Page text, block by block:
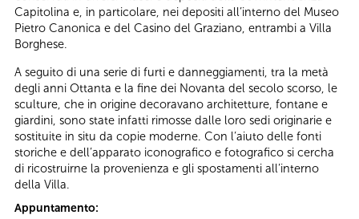
Capitolina e, in particolare, nei depositi all’interno del Museo
Pietro Canonica e del Casino del Graziano, entrambi a Villa
Borghese.
A seguito di una serie di furti e danneggiamenti, tra la metà
degli anni Ottanta e la fine dei Novanta del secolo scorso, le
sculture, che in origine decoravano architetture, fontane e
giardini, sono state infatti rimosse dalle loro sedi originarie e
sostituite in situ da copie moderne. Con l’aiuto delle fonti
storiche e dell’apparato iconografico e fotografico si cercha
di ricostruirne la provenienza e gli spostamenti all’interno
della Villa.
Appuntamento: